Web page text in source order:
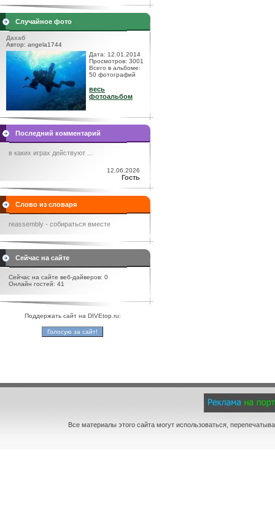
Случайное фото
Дахаб
Автор: angela1744
Дата: 12.01.2014
Просмотров: 3001
Всего в альбоме:
50 фотографий
весь
фотоальбом
Последний комментарий
в каких играх действуют ...
12.06.2026
Гость
Слово из словаря
reassembly - собираться вместе
Сейчас на сайте
Сейчас на сайте веб-дайверов: 0
Онлайн гостей: 41
Поддержать сайт на DIVEtop.ru:
Все материалы этого сайта могут использоваться,